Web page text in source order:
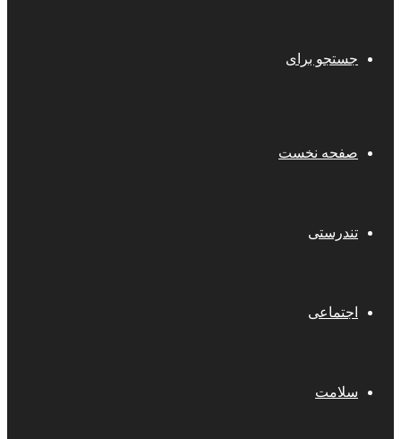
جستجو برای
صفحه نخست
تندرستی
اجتماعی
سلامت